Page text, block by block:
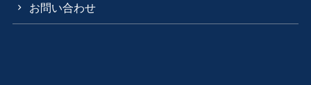
お問い合わせ